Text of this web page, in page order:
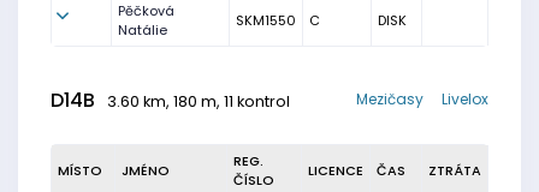
Pěčková
Natálie
SKM1550 C DISK
D14B 3.60 km, 180 m, 11 kontrol Livelox
Mezičasy
MÍSTO JMÉNO
REG.
ČÍSLO
LICENCE ČAS ZTRÁTA